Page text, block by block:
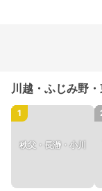
川越・ふじみ野
1
秩父・長瀞・小川